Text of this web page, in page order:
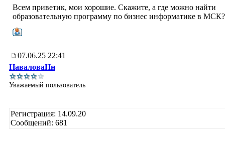
Всем приветик, мои хорошие. Скажите, а где можно найти
образовательную программу по бизнес информатике в МСК?
07.06.25 22:41
НаваловаНн
Уважаемый пользователь
Регистрация: 14.09.20
Сообщений: 681